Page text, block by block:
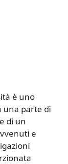
è uno
una parte di
di un
e